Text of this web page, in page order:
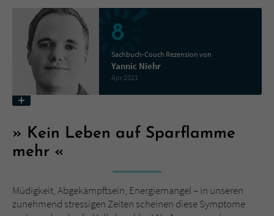
8
Sachbuch-Couch Rezension von
Yannic Niehr
Apr 2021
Kein Leben auf Sparflamme
mehr
Müdigkeit, Abgekämpftsein, Energiemangel – in unseren
zunehmend stressigen Zeiten scheinen diese Symptome
Name tx_pwcomments_ahash
Anbieter Literatur-Couch Medien GmbH & Co. KG
Laufzeit
Name
Laufzeit Session